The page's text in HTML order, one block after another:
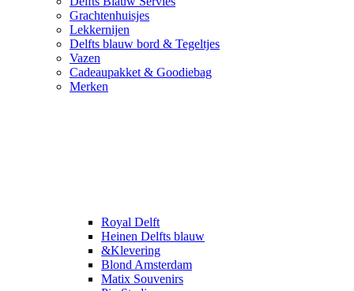
Grachtenhuisjes
Lekkernijen
Delfts blauw bord & Tegeltjes
Vazen
Cadeaupakket & Goodiebag
Merken
Royal Delft
Heinen Delfts blauw
&Klevering
Blond Amsterdam
Matix Souvenirs